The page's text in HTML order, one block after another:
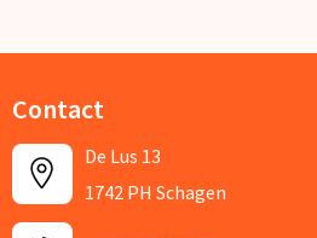
Contact
De Lus 13
1742 PH Schagen